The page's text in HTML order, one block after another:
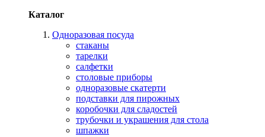
Каталог
Одноразовая посуда
стаканы
тарелки
салфетки
столовые приборы
одноразовые скатерти
подставки для пирожных
коробочки для сладостей
трубочки и украшения для стола
шпажки